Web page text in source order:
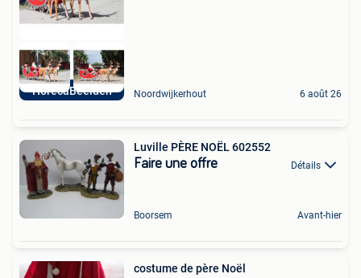
HorecaBeelden Noordwijkerhout 6 août 26
Luville PÈRE NOËL 602552
Faire une offre Détails
Boorsem Avant-hier
costume de père Noël